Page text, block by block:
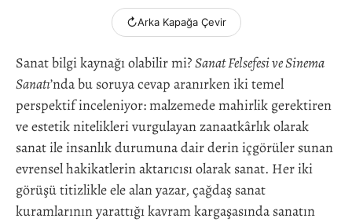
↻Arka Kapağa Çevir
Sanat bilgi kaynağı olabilir mi?Sanat Felsefesi ve Sinema
Sanatı’nda bu soruya cevap aranırken iki temel
perspektif inceleniyor: malzemede mahirlik gerektiren
ve estetik nitelikleri vurgulayan zanaatkârlık olarak
sanat ile insanlık durumuna dair derin içgörüler sunan
evrensel hakikatlerin aktarıcısı olarak sanat. Her iki
görüşü titizlikle ele alan yazar, çağdaş sanat
kuramlarının yarattığı kavram kargaşasında sanatın